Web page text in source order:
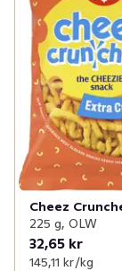
Cheez
225 g, OLW
32,65 kr
145,11 kr /kg